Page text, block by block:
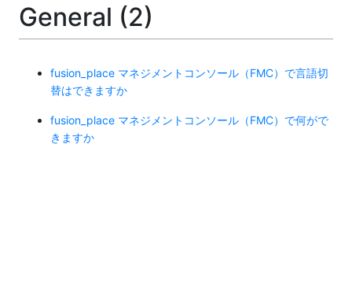
General (2)
fusion_place マネジメントコンソール（FMC）で言語切
替はできますか
fusion_place マネジメントコンソール（FMC）で何がで
きますか